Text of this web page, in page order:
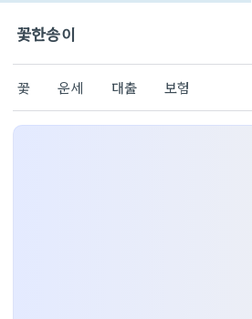
꽃한송이
꽃 운세 대출 보험